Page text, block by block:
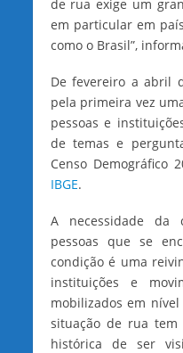
de rua exige um
em particular em
como o Brasil”,
De fevereiro a abril
pela primeira vez
pessoas e
de temas e
Censo Demográfico
IBGE.
A necessidade da
pessoas que se
condição é uma
instituições e
mobilizados em
situação de rua tem
histórica de ser